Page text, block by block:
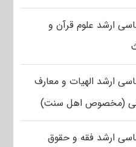
ارشد علوم قرآن و
ارشد الهیات و معارف
(مخصوص اهل سنت)
ارشد فقه و حقوق